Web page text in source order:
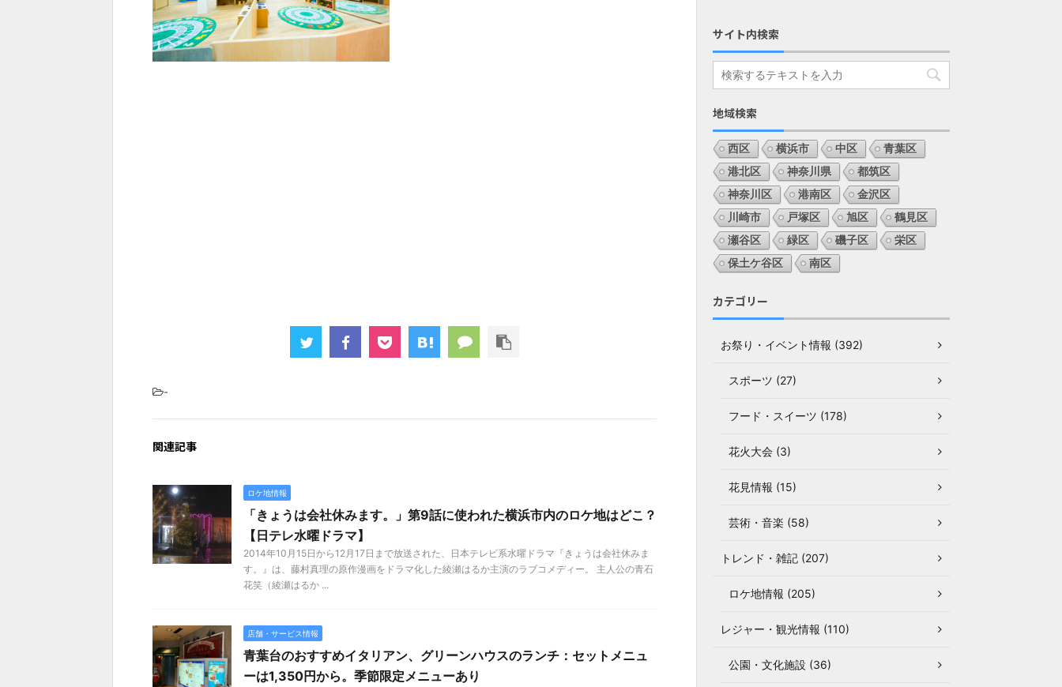
-
関連記事
ロケ地情報
「きょうは会社休みます。」第9話に使われた横浜市内のロケ地はどこ？
【日テレ水曜ドラマ】
2014年10月15日から12月17日まで放送された、日本テレビ系水曜ドラマ『きょうは会社休みま
す。』は、藤村真理の原作漫画をドラマ化した綾瀬はるか主演のラブコメディー。 主人公の青石
花笑（綾瀬はるか ...
店舗・サービス情報
青葉台のおすすめイタリアン、グリーンハウスのランチ：セットメニュ
ーは1,350円から。季節限定メニューあり
サイト内検索
地域検索
西区 横浜市 中区
青葉区
港北区
神奈川県
都筑区
神奈川区
港南区
金沢区
川崎市
戸塚区 旭区
鶴見区
瀬谷区
緑区 磯子区
栄区
保土ケ谷区
南区
カテゴリー
お祭り・イベント情報 (392)
スポーツ (27)
フード・スイーツ (178)
花火大会 (3)
花見情報 (15)
芸術・音楽 (58)
トレンド・雑記 (207)
ロケ地情報 (205)
レジャー・観光情報 (110)
公園・文化施設 (36)